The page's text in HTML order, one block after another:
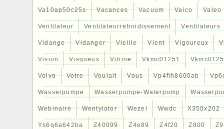
Va10ap50c25s Vacances Vacuum Vaico Valeo
Ventilateur Ventilateurrefroidissement Ventilateurs
Vidange Vidanger Vieille Vient Vigoureux
Vision Visqueux Vitrine Vkmc01251
Volvo Votre Voulait Vous Vp4flh8600ab
Wasserpumpe Wasserpumpe-Waterpump
Webinaire Wentylator Wezel Wwdc X350x202
Ys6q6a642ba Z40099 Z4e89 Z4f20 Z800